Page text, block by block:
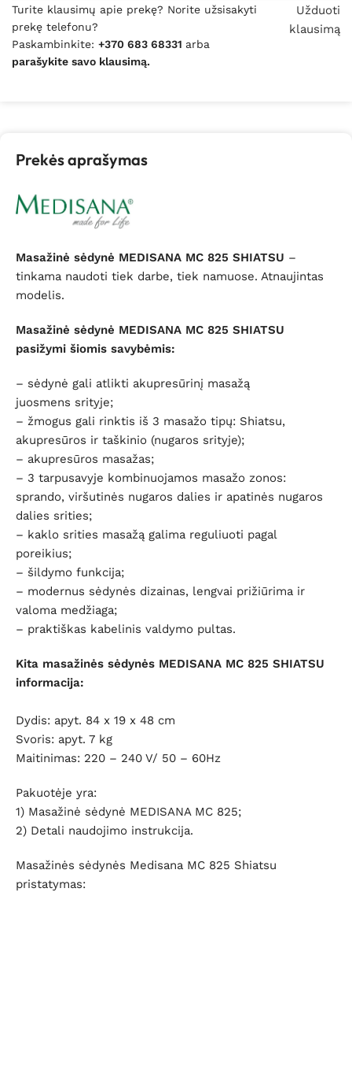
Turite klausimų apie prekę? Norite užsisakyti
prekę telefonu?
Paskambinkite: +370 683 68331 arba
parašykite savo klausimą.
Užduoti
klausimą
Prekės aprašymas
Masažinė sėdynė MEDISANA MC 825 SHIATSU –
tinkama naudoti tiek darbe, tiek namuose. Atnaujintas
modelis.
Masažinė sėdynė MEDISANA MC 825 SHIATSU
pasižymi šiomis savybėmis:
– sėdynė gali atlikti akupresūrinį masažą
juosmens srityje;
– žmogus gali rinktis iš 3 masažo tipų: Shiatsu,
akupresūros ir taškinio (nugaros srityje);
– akupresūros masažas;
– 3 tarpusavyje kombinuojamos masažo zonos:
sprando, viršutinės nugaros dalies ir apatinės nugaros
dalies srities;
– kaklo srities masažą galima reguliuoti pagal
poreikius;
– šildymo funkcija;
– modernus sėdynės dizainas, lengvai prižiūrima ir
valoma medžiaga;
– praktiškas kabelinis valdymo pultas.
Kita masažinės sėdynės MEDISANA MC 825 SHIATSU
informacija:
Dydis: apyt. 84 x 19 x 48 cm
Svoris: apyt. 7 kg
Maitinimas: 220 – 240 V/ 50 – 60Hz
Pakuotėje yra:
1) Masažinė sėdynė MEDISANA MC 825;
2) Detali naudojimo instrukcija.
Masažinės sėdynės Medisana MC 825 Shiatsu
pristatymas: